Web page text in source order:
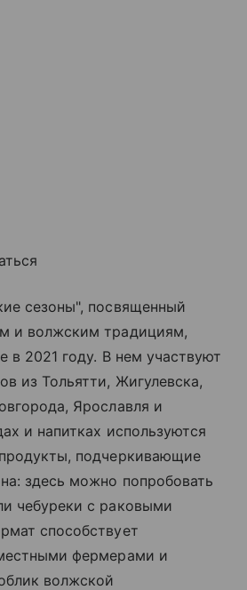
сезоны", посвященный
и волжским традициям,
в 2021 году. В нем участвуют
из Тольятти, Жигулевска,
Ярославля и
и напитках используются
подчеркивающие
здесь можно попробовать
чебуреки с раковыми
способствует
фермерами и
волжской